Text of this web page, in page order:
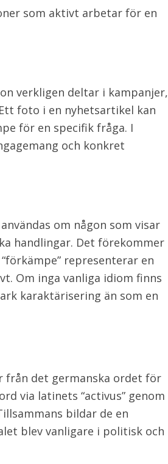
som aktivt arbetar för en
verkligen deltar i kampanjer,
foto i en nyhetsartikel kan
för en specifik fråga. I
och konkret
om någon som visar
handlingar. Det förekommer
representerar en
Om inga vanliga idiom finns
karaktärisering än som en
från det germanska ordet för
via latinets “activus” genom
bildar de en
blev vanligare i politisk och